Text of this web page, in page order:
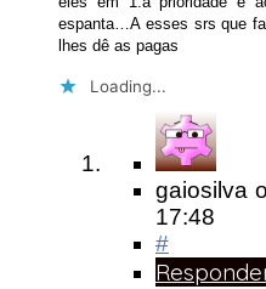
espanta…A esses srs que
lhes dê as pagas
Loading...
gaiosilva
17:48
#